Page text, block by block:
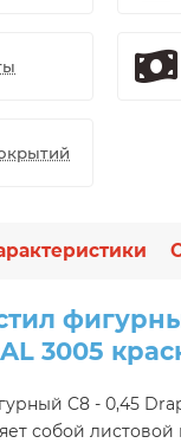
3005
C8 - 0,45
собой листовой